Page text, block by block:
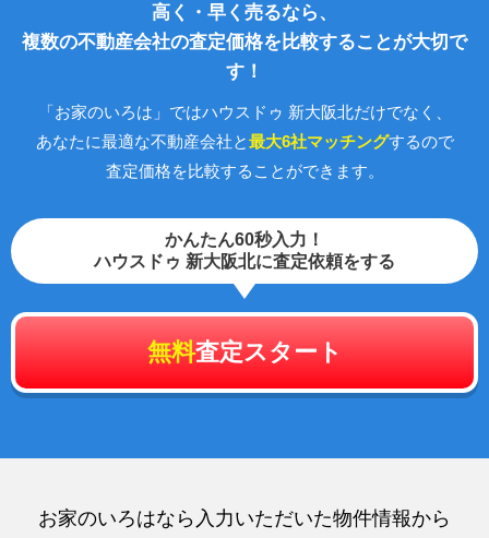
高く・早く売るなら、
複数の不動産会社の査定価格を比較することが大切で
す！
「お家のいろは」ではハウスドゥ 新大阪北だけでなく、
あなたに最適な不動産会社と最大6社マッチングするので
査定価格を比較することができます。
かんたん60秒入力！
ハウスドゥ 新大阪北に査定依頼をする
無料査定スタート
お家のいろはなら入力いただいた物件情報から